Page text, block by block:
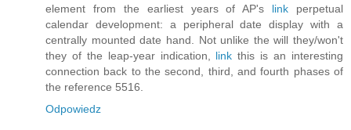
element from the earliest years of AP's link perpetual
calendar development: a peripheral date display with a
centrally mounted date hand. Not unlike the will they/won't
they of the leap-year indication, link this is an interesting
connection back to the second, third, and fourth phases of
the reference 5516.
Odpowiedz